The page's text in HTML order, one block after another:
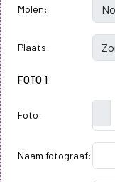
Molen:
Plaats:
FOTO 1
Foto:
Naam fotograaf: